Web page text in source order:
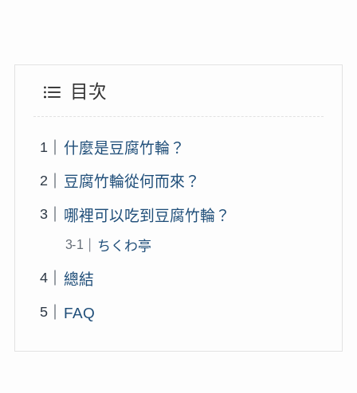
目次
什麼是豆腐竹輪？
豆腐竹輪從何而來？
哪裡可以吃到豆腐竹輪？
ちくわ亭
總結
FAQ